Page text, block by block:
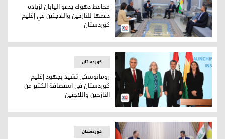
محافظ دهوك يدعو اليابان لزيادة دعمها للنازحين واللاجئين
محافظ دهوك يدعو اليابان لزيادة
دعمها للنازحين واللاجئين في إقليم
كوردستان
رومانوسكي تشيد بجهود إقليم كوردستان في استضافة الكثير من
کوردستان
رومانوسكي تشيد بجهود إقليم
كوردستان في استضافة الكثير من
النازحين واللاجئين
کوردستان